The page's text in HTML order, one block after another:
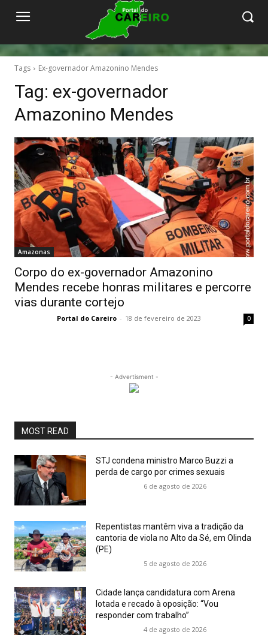
Tags Ex-governador Amazonino Mendes
Tag: ex-governador
Amazonino Mendes
Amazonas
Corpo do ex-governador Amazonino
Mendes recebe honras militares e percorre
vias durante cortejo
Portal do Careiro - 18 de fevereiro de 2023 0
- Advertisment -
MOST READ
STJ condena ministro Marco Buzzi a
perda de cargo por crimes sexuais
6 de agosto de 2026
Repentistas mantêm viva a tradição da
cantoria de viola no Alto da Sé, em Olinda
(PE)
5 de agosto de 2026
Cidade lança candidatura com Arena
lotada e recado à oposição: “Vou
responder com trabalho”
4 de agosto de 2026